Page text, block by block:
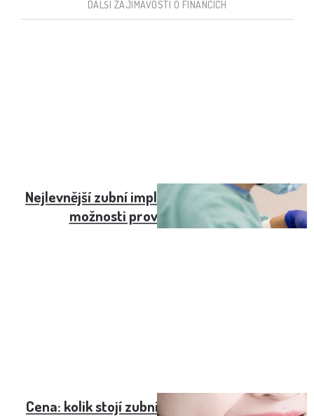
DALŠÍ ZAJÍMAVOSTI O FINANCÍCH
Nejlevnější zubní implantáty a jejich cena a
možnosti provedení zákroku
Cena: kolik stojí zubní korunka v roce 2025